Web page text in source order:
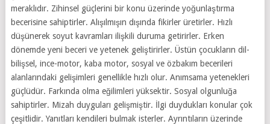
meraklıdır. Zihinsel güçlerini bir konu üzerinde yoğunlaştırma
becerisine sahiptirler. Alışılmışın dışında fikirler üretirler. Hızlı
düşünerek soyut kavramları ilişkili duruma getirirler. Erken
dönemde yeni beceri ve yetenek geliştirirler. Üstün çocukların dil-
bilişsel, ince-motor, kaba motor, sosyal ve özbakım becerileri
alanlarındaki gelişimleri genellikle hızlı olur. Anımsama yetenekleri
güçlüdür. Farkında olma eğilimleri yüksektir. Sosyal olgunluğa
sahiptirler. Mizah duyguları gelişmiştir. İlgi duydukları konular çok
çeşitlidir. Yanıtları kendileri bulmak isterler. Ayrıntıların üzerinde